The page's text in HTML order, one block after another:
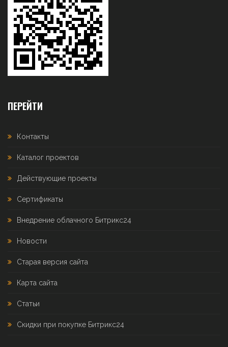
ПЕРЕЙТИ
Контакты
Каталог проектов
Действующие проекты
Сертификаты
Внедрение облачного Битрикс24
Новости
Старая версия сайта
Карта сайта
Статьи
Скидки при покупке Битрикс24